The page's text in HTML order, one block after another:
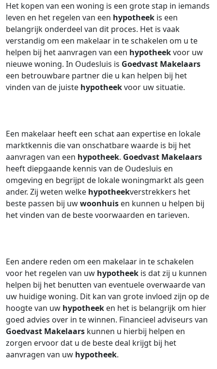
Het kopen van een woning is een grote stap in iemands
leven en het regelen van een hypotheek is een
belangrijk onderdeel van dit proces. Het is vaak
verstandig om een makelaar in te schakelen om u te
helpen bij het aanvragen van een hypotheekvoor uw
nieuwe woning. In Oudesluis is Goedvast Makelaars
een betrouwbare partner die u kan helpen bij het
vinden van de juiste hypotheekvoor uw situatie.
Een makelaar heeft een schat aan expertise en lokale
marktkennis die van onschatbare waarde is bij het
aanvragen van een hypotheek. Goedvast Makelaars
heeft diepgaande kennis van de Oudesluis en
omgeving en begrijpt de lokale woningmarkt als geen
ander. Zij weten welke hypotheekverstrekkers het
beste passen bij uwwoonhuis en kunnen u helpen bij
het vinden van de beste voorwaarden en tarieven.
Een andere reden om een makelaar in te schakelen
voor het regelen van uw hypotheek is dat zij u kunnen
helpen bij het benutten van eventuele overwaarde van
uw huidige woning. Dit kan van grote invloed zijn op de
hoogte van uw hypotheek en het is belangrijk om hier
goed advies over in te winnen. Financieel adviseurs van
Goedvast Makelaars kunnen u hierbij helpen en
zorgen ervoor dat u de beste deal krijgt bij het
aanvragen van uw hypotheek.